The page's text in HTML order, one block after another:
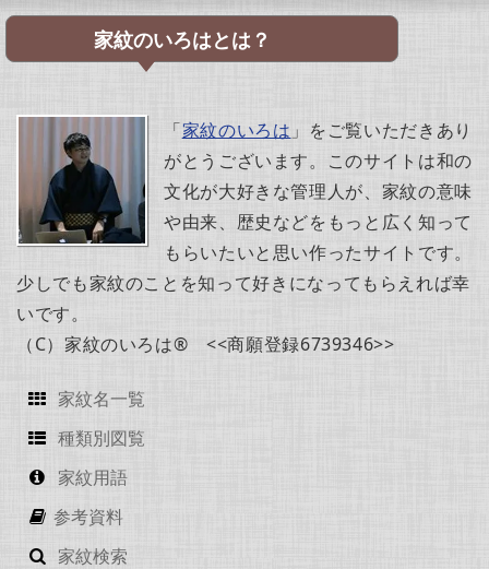
家紋のいろはとは？
「家紋のいろは 」をご覧いただきあり
がとうございます。このサイトは和の
文化が大好きな管理人が、家紋の意味
や由来、歴史などをもっと広く知って
もらいたいと思い作ったサイトです。
少しでも家紋のことを知って好きになってもらえれば幸
いです。
（C）家紋のいろは® <<商願登録6739346>>
家紋名一覧
種類別図覧
家紋用語
参考資料
家紋検索